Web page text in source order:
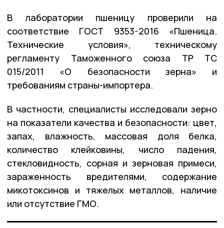
В лаборатории пшеницу проверили на
соответствие ГОСТ 9353-2016 «Пшеница.
Технические условия», техническому
регламенту Таможенного союза ТР ТС
015/2011 «О безопасности зерна» и
требованиям страны-импортера.
В частности, специалисты исследовали зерно
на показатели качества и безопасности: цвет,
запах, влажность, массовая доля белка,
количество клейковины, число падения,
стекловидность, сорная и зерновая примеси,
зараженность вредителями, содержание
микотоксинов и тяжелых металлов, наличие
или отсутствие ГМО.